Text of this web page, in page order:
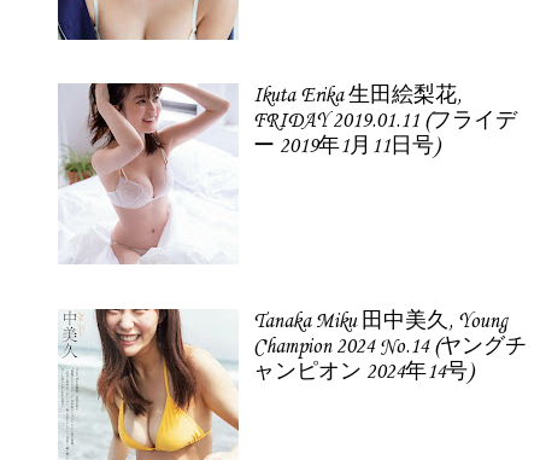
Ikuta Erika 生田絵梨花,
FRIDAY 2019.01.11 (フライデ
ー 2019年1月11日号)
Tanaka Miku 田中美久, Young
Champion 2024 No.14 (ヤングチ
ャンピオン 2024年14号)